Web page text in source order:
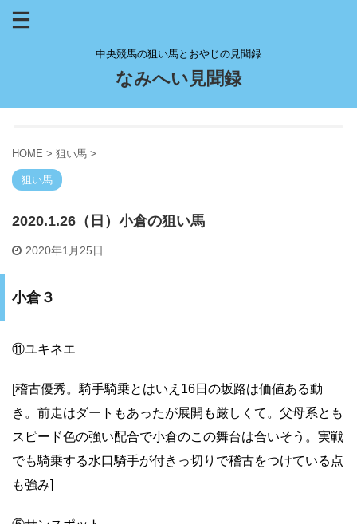
中央競馬の狙い馬とおやじの見聞録
なみへい見聞録
HOME > 狙い馬 >
狙い馬
2020.1.26（日）小倉の狙い馬
2020年1月25日
小倉３
⑪ユキネエ
[稽古優秀。騎手騎乗とはいえ16日の坂路は価値ある動
き。前走はダートもあったが展開も厳しくて。父母系とも
スピード色の強い配合で小倉のこの舞台は合いそう。実戦
でも騎乗する水口騎手が付きっ切りで稽古をつけている点
も強み]